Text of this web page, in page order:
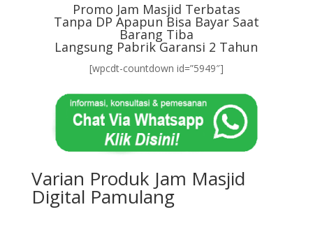
Promo Jam Masjid Terbatas
Tanpa DP Apapun Bisa Bayar Saat
Barang Tiba
Langsung Pabrik Garansi 2 Tahun
[wpcdt-countdown id=”5949″]
Varian Produk Jam Masjid
Digital Pamulang